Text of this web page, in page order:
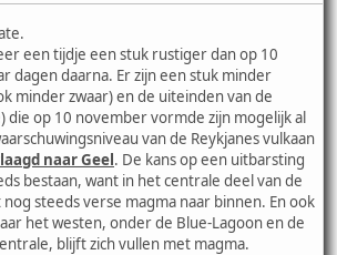
een tijdje een stuk rustiger dan op 10
dagen daarna. Er zijn een stuk minder
minder zwaar) en de uiteinden van de
die op 10 november vormde zijn mogelijk al
van de Reykjanes vulkaan
naar Geel . De kans op een uitbarsting
bestaan, want in het centrale deel van de
steeds verse magma naar binnen. En ook
het westen, onder de Blue-Lagoon en de
blijft zich vullen met magma.